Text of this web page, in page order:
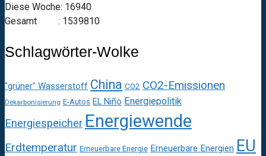
Diese Woche: 16940
Gesamt : 1539810
Schlagwörter-Wolke
"grüner" Wasserstoff China CO2 CO2-Emissionen
Dekarbonisierung E-Autos EL Niño Energiepolitik
Energiespeicher Energiewende
Erdtemperatur Erneuerbare Energie Erneuerbare Energien EU